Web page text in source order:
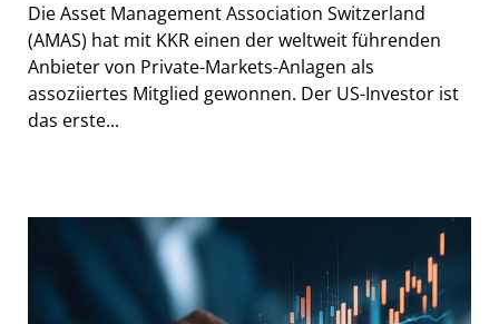
Die Asset Management Association Switzerland
(AMAS) hat mit KKR einen der weltweit führenden
Anbieter von Private-Markets-Anlagen als
assoziiertes Mitglied gewonnen. Der US-Investor ist
das erste...